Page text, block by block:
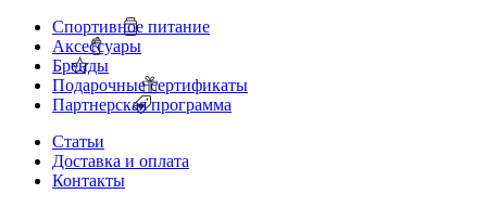
Спортивное питание
Аксессуары
Бренды
Подарочные сертификаты
Партнерская программа
Статьи
Доставка и оплата
Контакты